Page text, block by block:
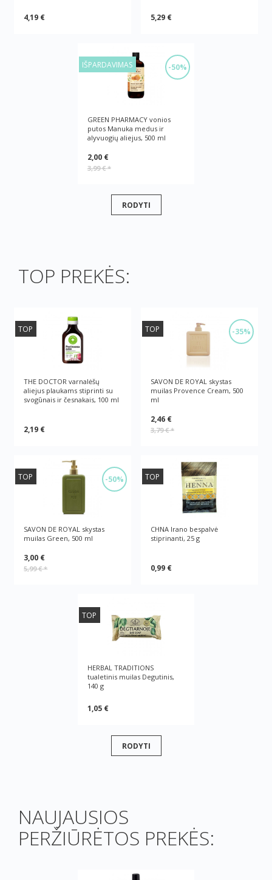
4,19 € 5,29 €
-50%
IŠPARDAVIMAS
GREEN PHARMACY vonios
putos Manuka medus ir
alyvuogių aliejus, 500 ml
2,00 €
3,99 €*
RODYTI
TOP PREKĖS:
TOP
THE DOCTOR varnalėšų
aliejus plaukams stiprinti su
svogūnais ir česnakais, 100 ml
2,19 €
-35%
TOP
SAVON DE ROYAL skystas
muilas Provence Cream, 500
ml
2,46 €
3,79 €*
-50%
TOP
SAVON DE ROYAL skystas
muilas Green, 500 ml
3,00 €
5,99 €*
TOP
CHNA Irano bespalvė
stiprinanti, 25 g
0,99 €
TOP
HERBAL TRADITIONS
tualetinis muilas Degutinis,
140 g
1,05 €
RODYTI
NAUJAUSIOS
PERŽIŪRĖTOS PREKĖS: